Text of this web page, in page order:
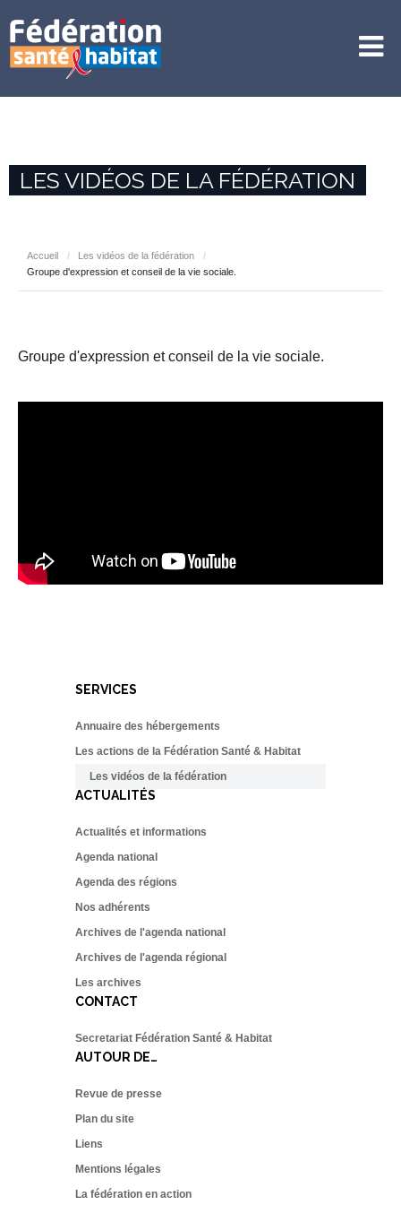
LES VIDÉOS DE LA FÉDÉRATION
Accueil / Les vidéos de la fédération
/
Groupe d'expression et conseil de la vie sociale.
Groupe d'expression et conseil de la vie sociale.
SERVICES
Annuaire des hébergements
Les actions de la Fédération Santé & Habitat
Les vidéos de la fédération
ACTUALITÉS
Actualités et informations
Agenda national
Agenda des régions
Nos adhérents
Archives de l'agenda national
Archives de l'agenda régional
Les archives
CONTACT
Secretariat Fédération Santé & Habitat
AUTOUR DE…
Revue de presse
Plan du site
Liens
Mentions légales
La fédération en action